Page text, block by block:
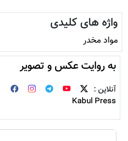
واژه های کلیدی
مواد مخدر
به روایت عکس و تصویر
آنلاین :
Kabul Press